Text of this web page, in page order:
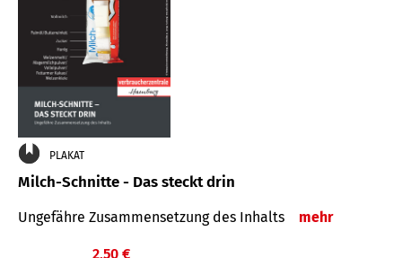
PLAKAT
Milch-Schnitte - Das steckt drin
Ungefähre Zu­sammen­setzung des Inhalts mehr
2,50 €